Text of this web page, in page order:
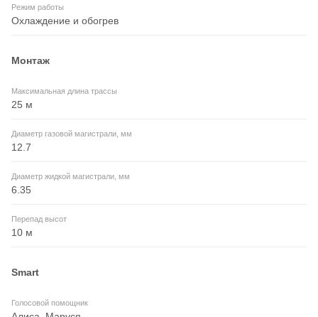
Режим работы
Охлаждение и обогрев
Монтаж
Максимальная длина трассы
25 м
Диаметр газовой магистрали, мм
12.7
Диаметр жидкой магистрали, мм
6.35
Перепад высот
10 м
Smart
Голосовой помощник